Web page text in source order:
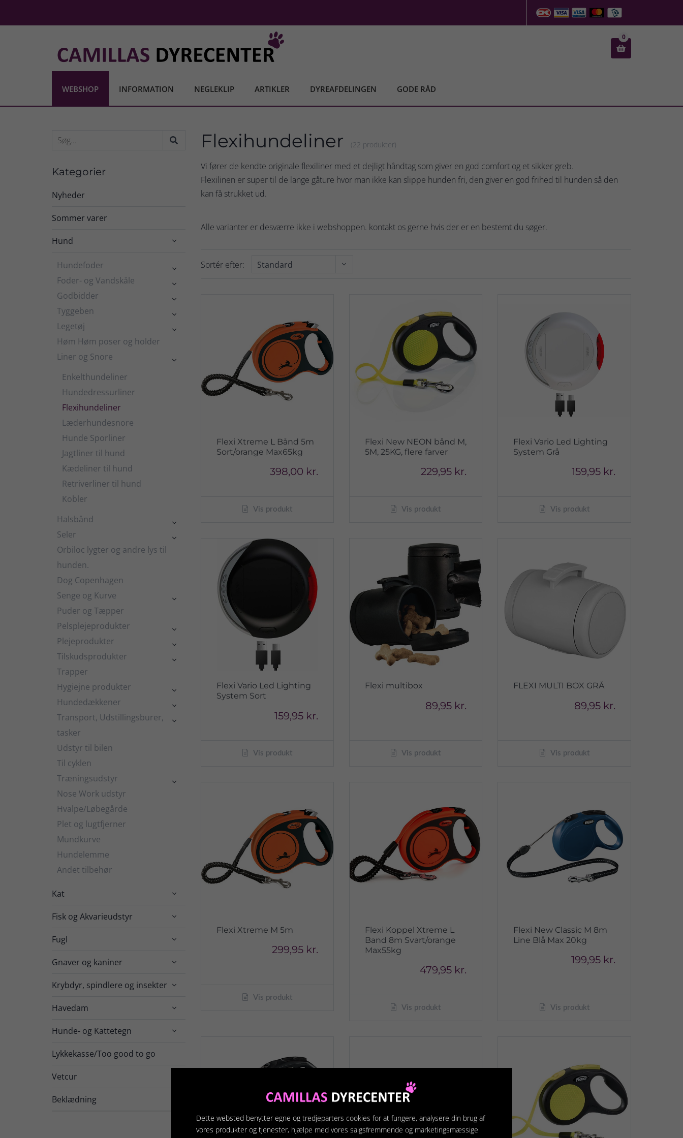

0
WEBSHOP INFORMATION NEGLEKLIP ARTIKLER DYREAFDELINGEN GODE RÅD
Kategorier
Nyheder
Sommer varer
Hund 
Hundefoder 
Foder- og Vandskåle 
Godbidder 
Tyggeben 
Legetøj 
Høm Høm poser og holder
Liner og Snore

Enkelthundeliner
Hundedressurliner
Flexihundeliner
Læderhundesnore
Hunde Sporliner
Jagtliner til hund
Kædeliner til hund
Retriverliner til hund
Kobler
Halsbånd

Seler 
Orbiloc lygter og andre lys til
hunden.
Dog Copenhagen
Senge og Kurve

Puder og Tæpper
Pelsplejeprodukter

Plejeprodukter 
Tilskudsprodukter 
Trapper
Hygiejne produkter

Hundedækkener 
Transport, Udstillingsburer,
tasker

Udstyr til bilen
Til cyklen
Træningsudstyr

Nose Work udstyr
Hvalpe/Løbegårde
Plet og lugtfjerner
Mundkurve
Hundelemme
Andet tilbehør
Kat 
Fisk og Akvarieudstyr 
Fugl 
Gnaver og kaniner 
Krybdyr, spindlere og insekter 
Havedam 
Hunde- og Kattetegn 
Lykkekasse/Too good to go
Vetcur
Beklædning
Flexihundeliner (22 produkter)
Vi fører de kendte originale flexiliner med et dejligt håndtag som giver en god comfort og et sikker greb.
Flexilinen er super til de lange gåture hvor man ikke kan slippe hunden fri, den giver en god frihed til hunden så den
kan få strukket ud.
Alle varianter er desværre ikke i webshoppen. kontakt os gerne hvis der er en bestemt du søger.
Sortér efter:
Flexi Xtreme L Bånd 5m
Sort/orange Max65kg
398,00 kr.
Vis produkt
Flexi New NEON bånd M,
5M, 25KG, flere farver
229,95 kr.
Vis produkt
Flexi Vario Led Lighting
System Grå
159,95 kr.
Vis produkt
Flexi Vario Led Lighting
System Sort
159,95 kr.
Vis produkt
Flexi multibox
89,95 kr.
Vis produkt
FLEXI MULTI BOX GRÅ
89,95 kr.
Vis produkt
Flexi Xtreme M 5m
299,95 kr.
Vis produkt
Flexi Koppel Xtreme L
Band 8m Svart/orange
Max55kg
479,95 kr.
Vis produkt
Flexi New Classic M 8m
Line Blå Max 20kg
199,95 kr.
Vis produkt
Dette websted benytter egne og tredjeparters cookies for at fungere, analysere din brug af
vores produkter og tjenester, hjælpe med vores salgsfremmende og marketingsmæssige